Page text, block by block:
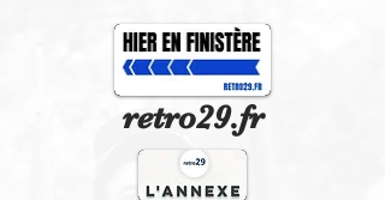
retro29.fr